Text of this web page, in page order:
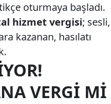
oturmaya başladı.
hizmet vergisi; sesli,
kazanan, hasılatı
VERGI MI